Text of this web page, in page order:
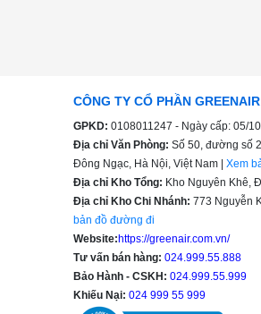
CÔNG TY CỔ PHẦN
GPKD: 0108011247 - Ngày cấp: 05/
Địa chỉ Văn Phòng: Số 50, đường số
Đông Ngạc, Hà Nội, Việt Nam | Xem
Địa chỉ Kho Tổng: Kho Nguyên Khê,
Địa chỉ Kho Chi Nhánh: 773 Nguyễn
bản đồ đường đi
Website:https://greenair.com.vn/
Tư vấn bán hàng: 024.999.55.888
Bảo Hành - CSKH: 024.999.55.999
Khiếu Nại: 024 999 55 999